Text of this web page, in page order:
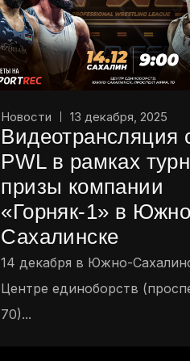
Новости 13 декабря, 2025
Видеотрансляция
PWL в рамках
призы компании
«Горняк-1» в
Сахалинске
14 декабря в Южно-
Центре единоборств
70)...